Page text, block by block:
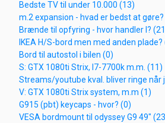
Bedste TV til under 10.000 (13)
m.2 expansion - hvad er bedst at gøre?
Brænde til opfyring - hvor handler I?
IKEA H/S-bord men med anden plade?
Bord til autostol i bilen (0)
S: GTX 1080ti Strix, I7-7700k m.m. (11)
Streams/youtube kval. bliver ringe når
V: GTX 1080ti Strix system, m.m (1)
G915 (pbt) keycaps - hvor? (0)
VESA bordmount til odyssey G9 49"